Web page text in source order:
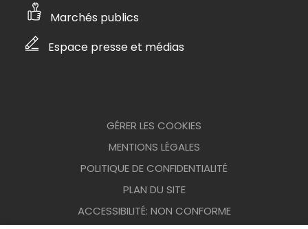
Marchés publics
Espace presse et médias
GÉRER LES COOKIES
MENTIONS LÉGALES
POLITIQUE DE CONFIDENTIALITÉ
PLAN DU SITE
ACCESSIBILITÉ: NON CONFORME